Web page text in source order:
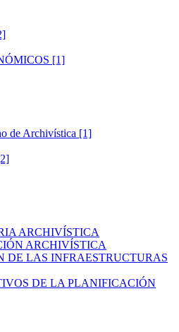
[1]
de Archivística [1]
ARCHIVÍSTICA
ARCHIVÍSTICA
DE LAS INFRAESTRUCTURAS
DE LA PLANIFICACIÓN